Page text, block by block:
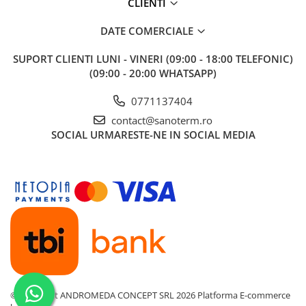
Baterii cu pipa flexibila
Chiuvete Compozit
Seturi chiuvete si baterii
Distribuitoare
Grup amestec
Automatizari
Pompe recirculare
Pompa ridicare presiune
Cutii distribuitoare
CLIENTI
DATE COMERCIALE
SUPORT CLIENTI LUNI - VINERI (09:00 - 18:00 TELEFONIC)
(09:00 - 20:00 WHATSAPP)
0771137404
contact@sanoterm.ro
SOCIAL URMARESTE-NE IN SOCIAL MEDIA
©Copyright ANDROMEDA CONCEPT SRL 2026 Platforma E-commerce